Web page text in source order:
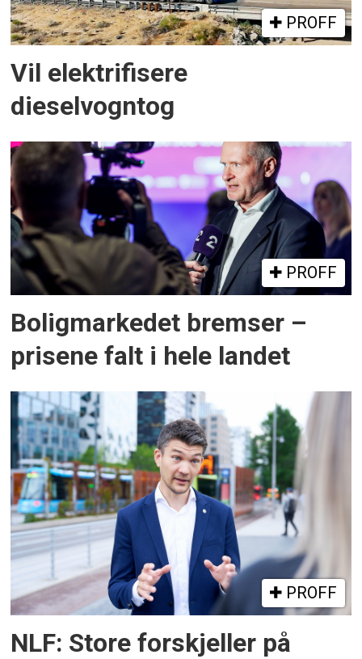
PROFF
Vil elektrifisere
dieselvogntog
PROFF
Boligmarkedet bremser –
prisene falt i hele landet
PROFF
NLF: Store forskjeller på